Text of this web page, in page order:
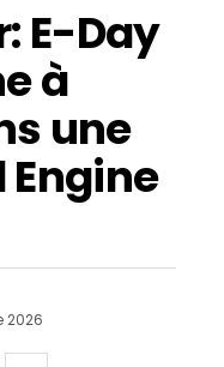
E-Day
à
une
2026